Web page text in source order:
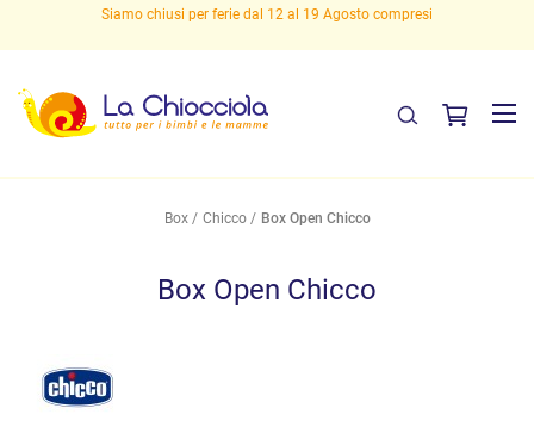
Spedizioni gratuite sopra i 29,90 euro!
Box Chicco Box Open Chicco
Box Open Chicco